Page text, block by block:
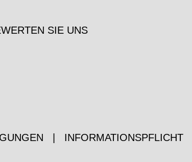
SIE UNS
INFORMATIONSPFLICHT